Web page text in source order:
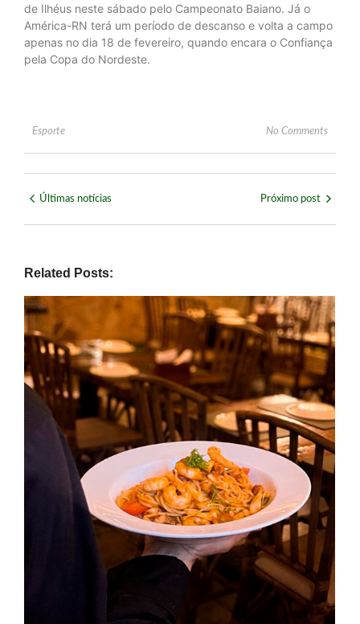
de Ilhéus neste sábado pelo Campeonato Baiano. Já o
América-RN terá um período de descanso e volta a campo
apenas no dia 18 de fevereiro, quando encara o Confiança
pela Copa do Nordeste.
Esporte No Comments
Últimas notícias Próximo post
Related Posts: